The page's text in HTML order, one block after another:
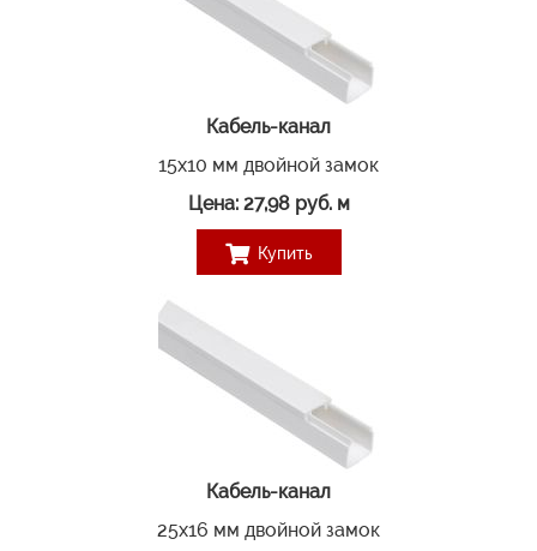
Кабель-канал
15х10 мм двойной замок
Цена: 27,98 руб. м
Купить
Кабель-канал
25х16 мм двойной замок